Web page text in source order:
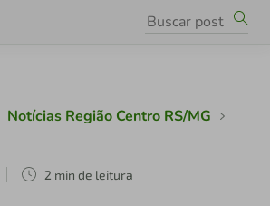
Notícias Região Centro RS/MG
2 min de leitura